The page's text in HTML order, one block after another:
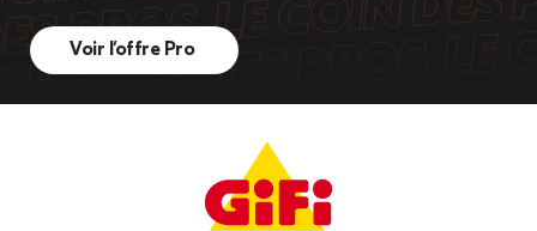
Voir l’offre Pro